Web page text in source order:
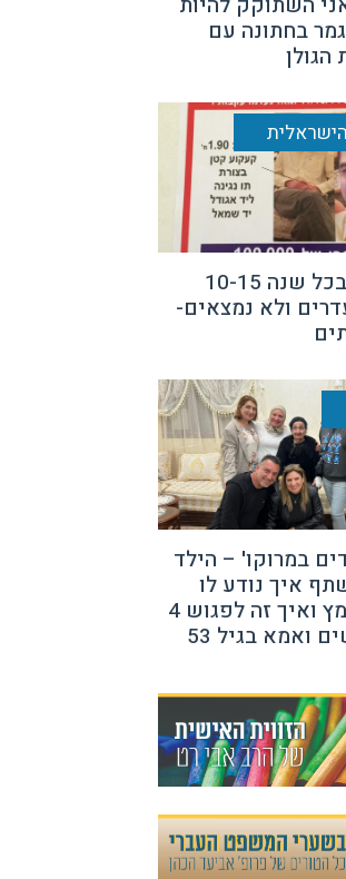
בחתונה עם
הנעלמים: בכל שנה 10-15
ולא נמצאים-
במרוקו' – הילד
איך נודע לו
שהוא מאומץ ואיך זה לפגוש 4
ואמא בגיל 53